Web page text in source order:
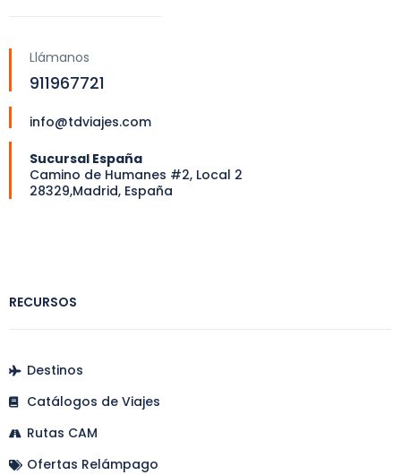
Llámanos
911967721
info@tdviajes.com
Sucursal España
Camino de Humanes #2, Local 2
28329,Madrid, España
RECURSOS
Destinos
Catálogos de Viajes
Rutas CAM
Ofertas Relámpago